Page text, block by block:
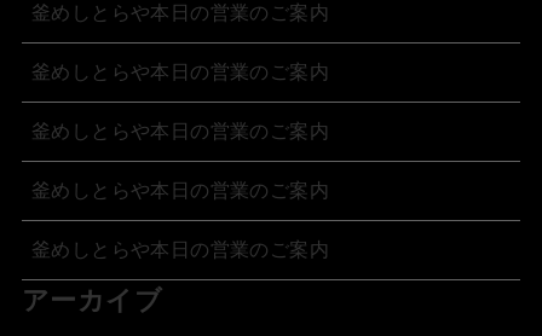
釜めしとらや本日の営業のご案内
釜めしとらや本日の営業のご案内
釜めしとらや本日の営業のご案内
釜めしとらや本日の営業のご案内
釜めしとらや本日の営業のご案内
アーカイブ